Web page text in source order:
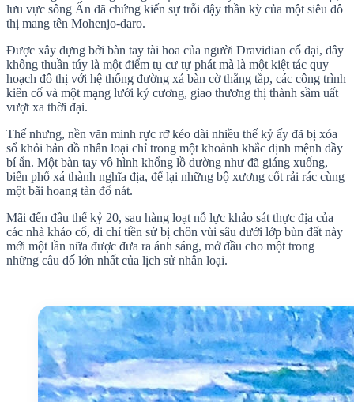
lưu vực sông Ấn đã chứng kiến sự trỗi dậy thần kỳ của một siêu đô
thị mang tên Mohenjo-daro.
Được xây dựng bởi bàn tay tài hoa của người Dravidian cổ đại, đây
không thuần túy là một điểm tụ cư tự phát mà là một kiệt tác quy
hoạch đô thị với hệ thống đường xá bàn cờ thẳng tắp, các công trình
kiên cố và một mạng lưới kỷ cương, giao thương thị thành sầm uất
vượt xa thời đại.
Thế nhưng, nền văn minh rực rỡ kéo dài nhiều thế kỷ ấy đã bị xóa
sổ khỏi bản đồ nhân loại chỉ trong một khoảnh khắc định mệnh đầy
bí ẩn. Một bàn tay vô hình khổng lồ dường như đã giáng xuống,
biến phố xá thành nghĩa địa, để lại những bộ xương cốt rải rác cùng
một bãi hoang tàn đổ nát.
Mãi đến đầu thế kỷ 20, sau hàng loạt nỗ lực khảo sát thực địa của
các nhà khảo cổ, di chỉ tiền sử bị chôn vùi sâu dưới lớp bùn đất này
mới một lần nữa được đưa ra ánh sáng, mở đầu cho một trong
những câu đố lớn nhất của lịch sử nhân loại.